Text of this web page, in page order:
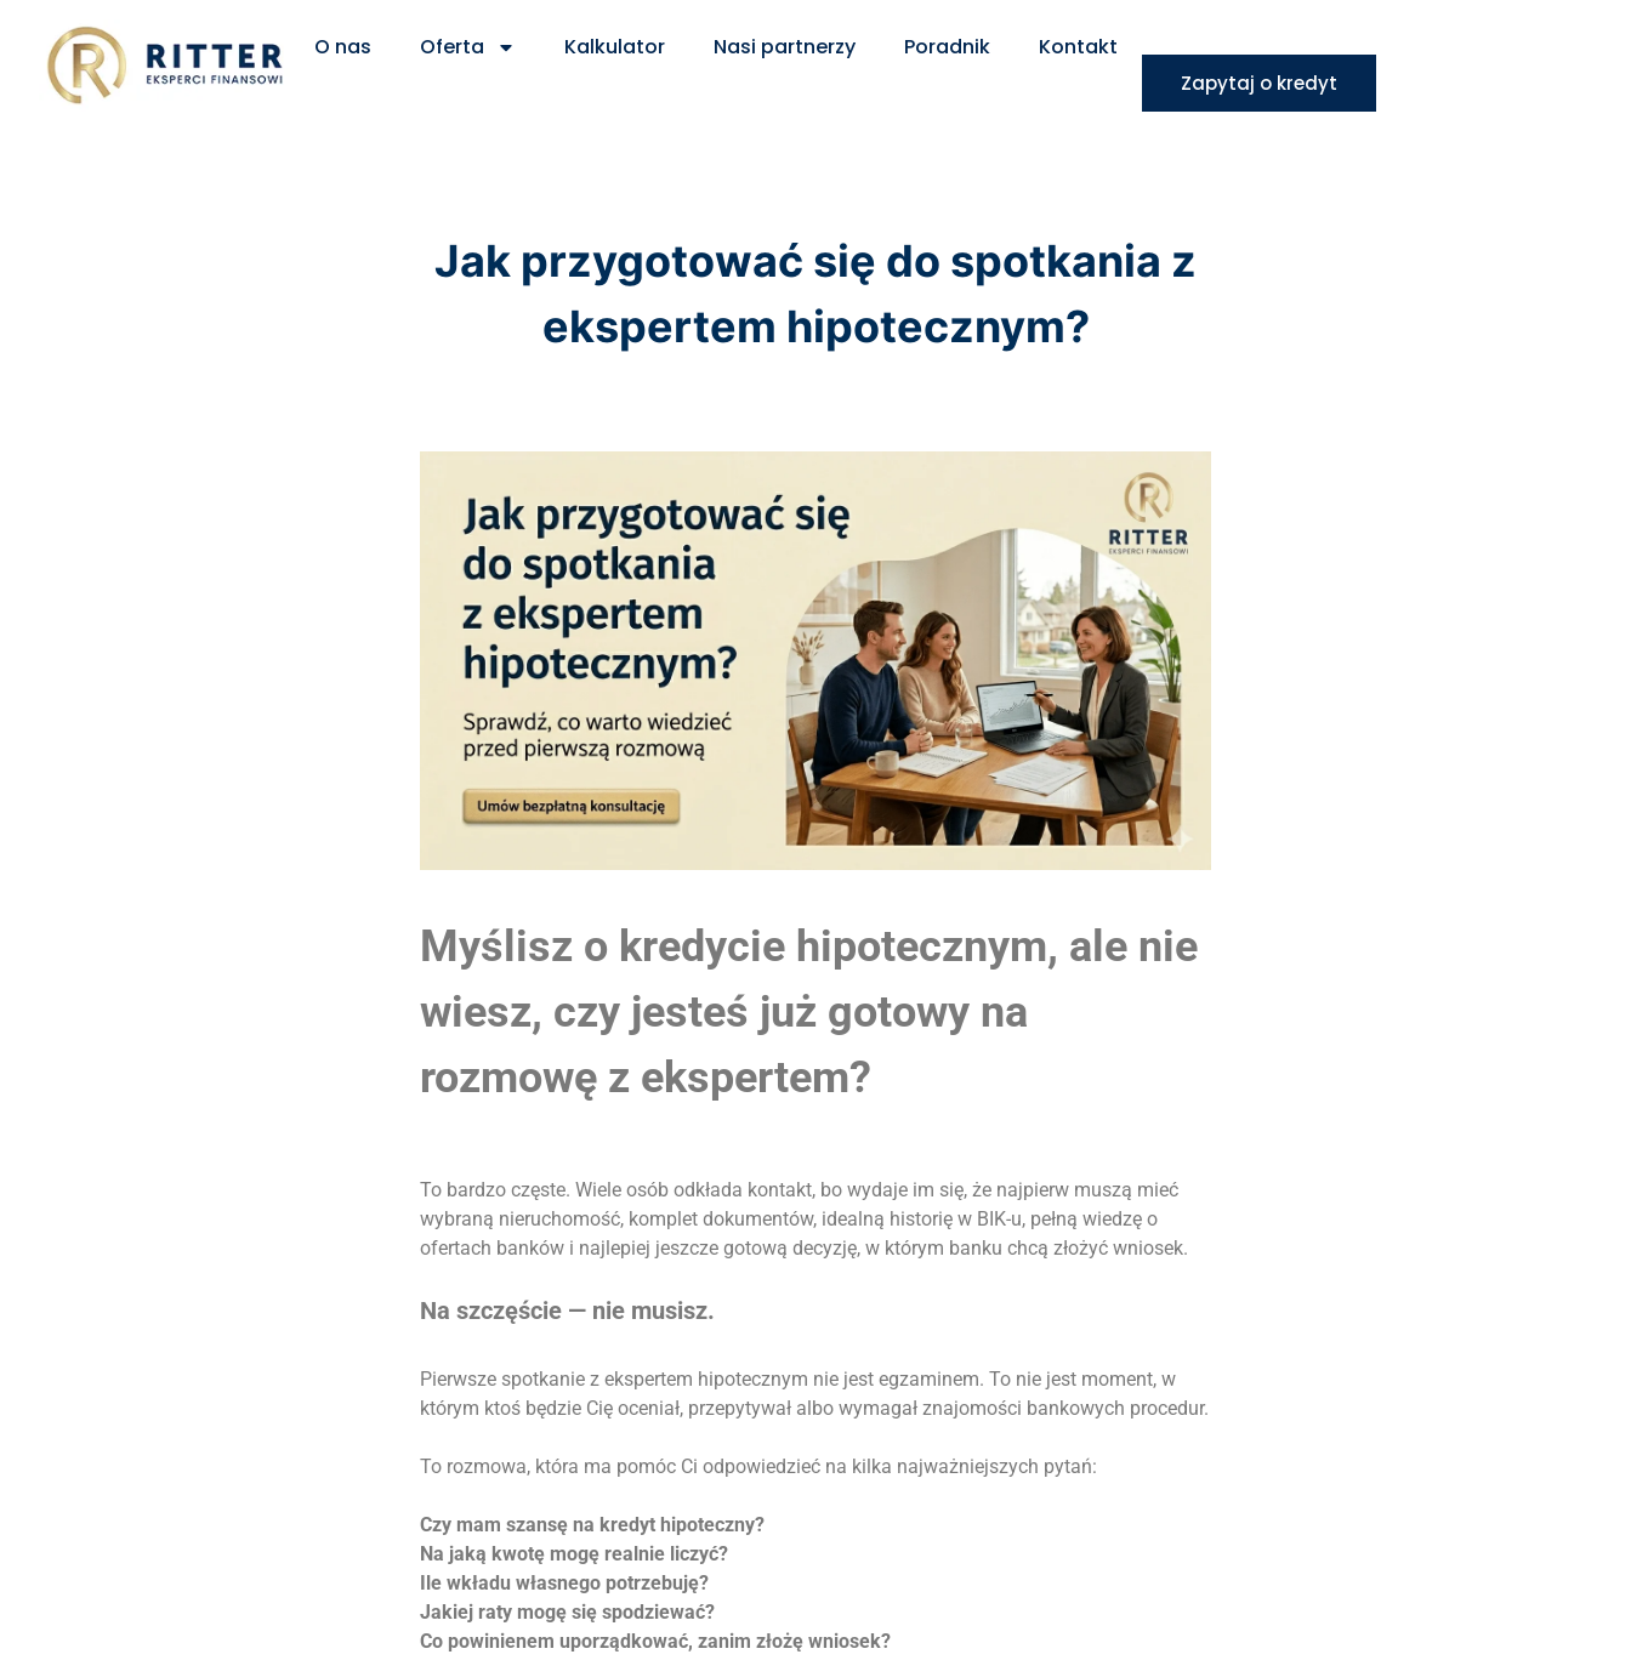
O nas Oferta Kalkulator Nasi partnerzy Poradnik Kontakt
Zapytaj o kredyt
Jak przygotować się do spotkania z
ekspertem hipotecznym?
Myślisz o kredycie hipotecznym, ale nie
wiesz, czy jesteś już gotowy na
rozmowę z ekspertem?
To bardzo częste. Wiele osób odkłada kontakt, bo wydaje im się, że najpierw muszą mieć
wybraną nieruchomość, komplet dokumentów, idealną historię w BIK-u, pełną wiedzę o
ofertach banków i najlepiej jeszcze gotową decyzję, w którym banku chcą złożyć wniosek.
Na szczęście — nie musisz.
Pierwsze spotkanie z ekspertem hipotecznym nie jest egzaminem. To nie jest moment, w
którym ktoś będzie Cię oceniał, przepytywał albo wymagał znajomości bankowych procedur.
To rozmowa, która ma pomóc Ci odpowiedzieć na kilka najważniejszych pytań:
Czy mam szansę na kredyt hipoteczny?
Na jaką kwotę mogę realnie liczyć?
Ile wkładu własnego potrzebuję?
Jakiej raty mogę się spodziewać?
Co powinienem uporządkować, zanim złożę wniosek?
Zakup domu lub mieszkania
Spłata kredytu w innym banku